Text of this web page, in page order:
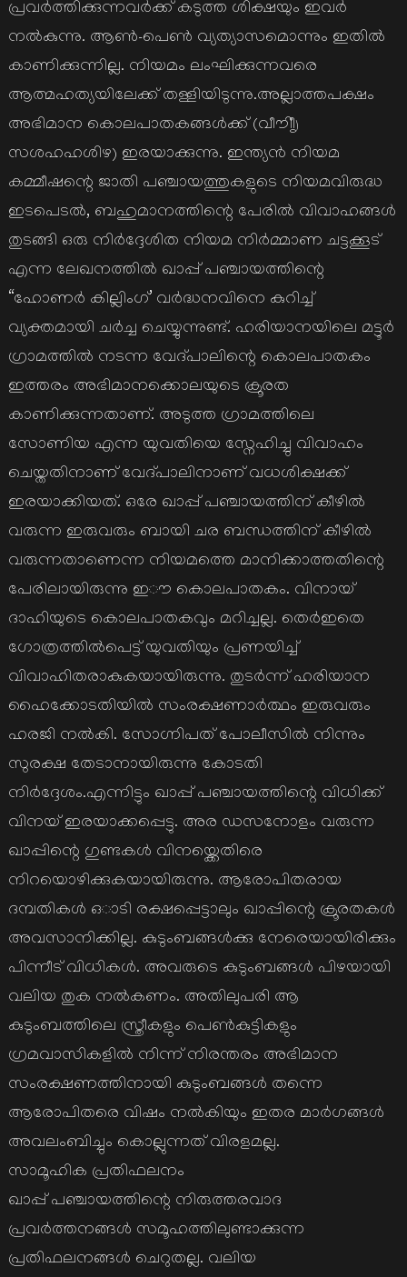
പ്രവർത്തിക്കുന്നവർക്ക് കടുത്ത ശിക്ഷയും ഇവർ
നൽകുന്നു. ആൺ-പെൺ വ്യത്യാസമൊന്നും ഇതിൽ
കാണിക്കുന്നില്ല. നിയമം ലംഘിക്കുന്നവരെ
ആത്മഹത്യയിലേക്ക് തള്ളിയിടുന്നു.അല്ലാത്തപക്ഷം
അഭിമാന കൊലപാതകങ്ങൾക്ക് (വീൗിീൃ
സശഹഹശിഴ) ഇരയാക്കുന്നു. ഇന്ത്യൻ നിയമ
കമ്മീഷന്റെ ജാതി പഞ്ചായത്തുകളുടെ നിയമവിരുദ്ധ
ഇടപെടൽ, ബഹുമാനത്തിന്റെ പേരിൽ വിവാഹങ്ങൾ
തുടങ്ങി ഒരു നിർദ്ദേശിത നിയമ നിർമ്മാണ ചട്ടക്കൂട്
എന്ന ലേഖനത്തിൽ ഖാപ്പ് പഞ്ചായത്തിന്റെ
“ഹോണർ കില്ലിംഗ്’ വർദ്ധനവിനെ കുറിച്ച്
വ്യക്തമായി ചർച്ച ചെയ്യുന്നുണ്ട്. ഹരിയാനയിലെ മട്ടൂർ
ഗ്രാമത്തിൽ നടന്ന വേദ്പാലിന്റെ കൊലപാതകം
ഇത്തരം അഭിമാനക്കൊലയുടെ ക്രൂരത
കാണിക്കുന്നതാണ്. അടുത്ത ഗ്രാമത്തിലെ
സോണിയ എന്ന യുവതിയെ സ്നേഹിച്ചു വിവാഹം
ചെയ്തതിനാണ് വേദ്പാലിനാണ് വധശിക്ഷക്ക്
ഇരയാക്കിയത്. ഒരേ ഖാപ്പ് പഞ്ചായത്തിന് കീഴിൽ
വരുന്ന ഇരുവരും ബായി ചര ബന്ധത്തിന് കീഴിൽ
വരുന്നതാണെന്ന നിയമത്തെ മാനിക്കാത്തതിന്റെ
പേരിലായിരുന്നു ഇൗ കൊലപാതകം. വിനായ്
ദാഹിയുടെ കൊലപാതകവും മറിച്ചല്ല. തെർഇതെ
ഗോത്രത്തിൽപെട്ട് യുവതിയും പ്രണയിച്ച്
വിവാഹിതരാകുകയായിരുന്നു. തുടർന്ന് ഹരിയാന
ഹൈക്കോടതിയിൽ സംരക്ഷണാർത്ഥം ഇരുവരും
ഹരജി നൽകി. സോഗ്നിപത് പോലീസിൽ നിന്നും
സുരക്ഷ തേടാനായിരുന്നു കോടതി
നിർദ്ദേശം.എന്നിട്ടും ഖാപ്പ് പഞ്ചായത്തിന്റെ വിധിക്ക്
വിനയ് ഇരയാക്കപ്പെട്ടു. അര ഡസനോളം വരുന്ന
ഖാപ്പിന്റെ ഗുണ്ടകൾ വിനയ്ക്കെതിരെ
നിറയൊഴിക്കുകയായിരുന്നു. ആരോപിതരായ
ദമ്പതികൾ ഒാടി രക്ഷപ്പെട്ടാലും ഖാപ്പിന്റെ ക്രൂരതകൾ
അവസാനിക്കില്ല. കുടുംബങ്ങൾക്കു നേരെയായിരിക്കും
പിന്നീട് വിധികൾ. അവരുടെ കുടുംബങ്ങൾ പിഴയായി
വലിയ തുക നൽകണം. അതിലുപരി ആ
കുടുംബത്തിലെ സ്ത്രീകളും പെൺകുട്ടികളും
ഗ്രമവാസികളിൽ നിന്ന് നിരന്തരം അഭിമാന
സംരക്ഷണത്തിനായി കുടുംബങ്ങൾ തന്നെ
ആരോപിതരെ വിഷം നൽകിയും ഇതര മാർഗങ്ങൾ
അവലംബിച്ചും കൊല്ലുന്നത് വിരളമല്ല.
സാമൂഹിക പ്രതിഫലനം
ഖാപ്പ് പഞ്ചായത്തിന്റെ നിരുത്തരവാദ
പ്രവർത്തനങ്ങൾ സമൂഹത്തിലുണ്ടാക്കുന്ന
പ്രതിഫലനങ്ങൾ ചെറുതല്ല. വലിയ